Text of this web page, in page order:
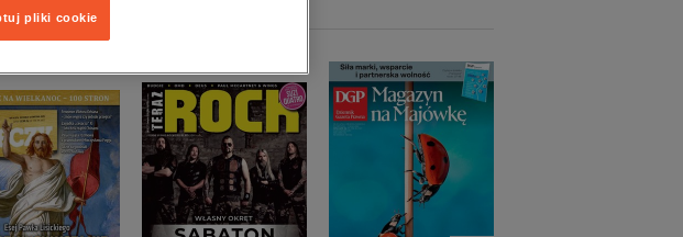
pliki cookie